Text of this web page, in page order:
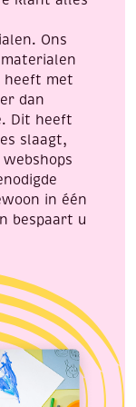
kunnen draaien
en verf
of
traktatie :
Ons
heeft met
dan
Dit heeft
slaagt,
in één
bespaart u